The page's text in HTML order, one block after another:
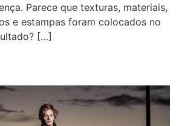
Parece que texturas, materiais,
e estampas foram colocados no
[…]